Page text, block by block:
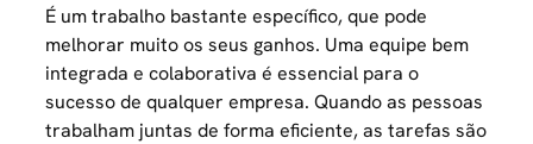
É um trabalho bastante específico, que pode
melhorar muito os seus ganhos. Uma equipe bem
integrada e colaborativa é essencial para o
sucesso de qualquer empresa. Quando as pessoas
trabalham juntas de forma eficiente, as tarefas são